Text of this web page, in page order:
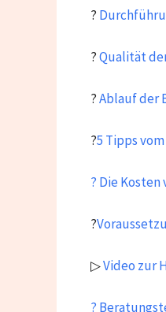
?
?Qualität
?Ablauf der
?5 Tipps
? Die Kosten
?
▷Video zur
?